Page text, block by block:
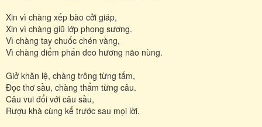
Xin vì chàng xếp bào cởi giáp,
Xin vì chàng giũ lớp phong sương.
Vì chàng tay chuốc chén vàng,
Vì chàng điểm phấn đeo hương não nùng.
Giở khăn lệ, chàng trông từng tấm,
Đọc thơ sầu, chàng thẩm từng câu.
Câu vui đổi với câu sầu,
Rượu khà cùng kể trước sau mọi lời.